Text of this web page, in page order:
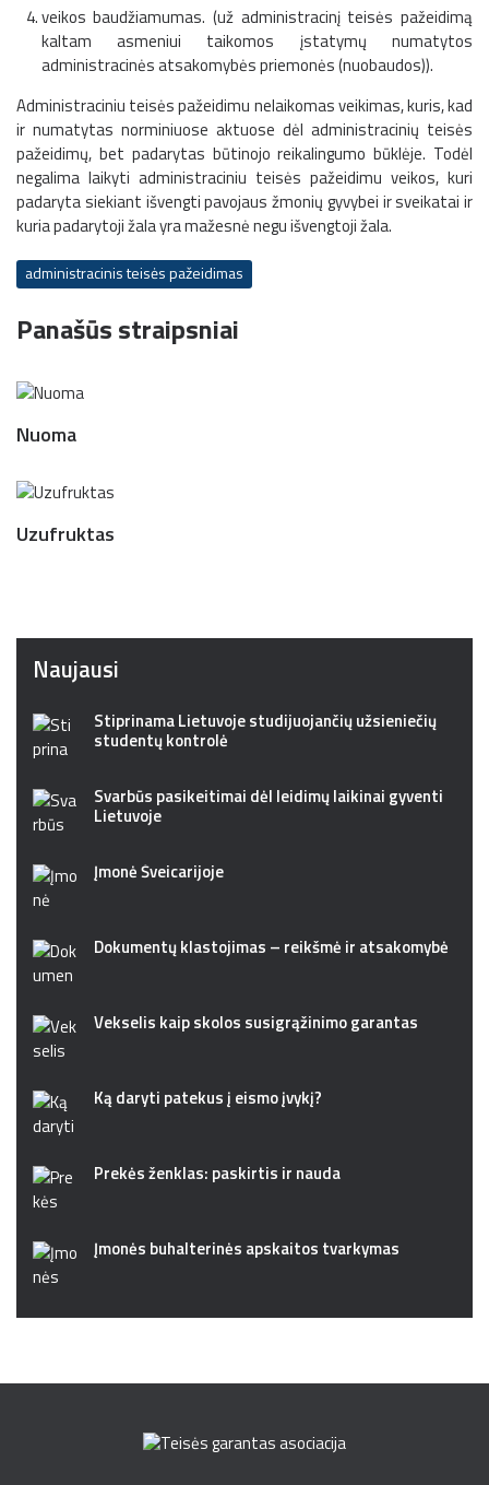
veikos baudžiamumas. (už administracinį teisės pažeidimą
kaltam asmeniui taikomos įstatymų numatytos
administracinės atsakomybės priemonės (nuobaudos)).
Administraciniu teisės pažeidimu nelaikomas veikimas, kuris, kad
ir numatytas norminiuose aktuose dėl administracinių teisės
pažeidimų, bet padarytas būtinojo reikalingumo būklėje. Todėl
negalima laikyti administraciniu teisės pažeidimu veikos, kuri
padaryta siekiant išvengti pavojaus žmonių gyvybei ir sveikatai ir
kuria padarytoji žala yra mažesnė negu išvengtoji žala.
administracinis teisės pažeidimas
Panašūs straipsniai
Nuoma
Uzufruktas
Naujausi
Stiprinama Lietuvoje studijuojančių užsieniečių
studentų kontrolė
Svarbūs pasikeitimai dėl leidimų laikinai gyventi
Lietuvoje
Įmonė Šveicarijoje
Dokumentų klastojimas – reikšmė ir atsakomybė
Vekselis kaip skolos susigrąžinimo garantas
Ką daryti patekus į eismo įvykį?
Prekės ženklas: paskirtis ir nauda
Įmonės buhalterinės apskaitos tvarkymas